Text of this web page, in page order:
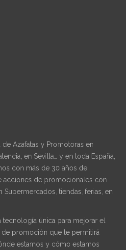
de Azafatas y Promotoras en
en Sevilla… y en toda España,
con más de 30 años de
acciones de promocionales con
tiendas, ferias, en
única para mejorar el
promoción que te permitirá
estamos y cómo estamos